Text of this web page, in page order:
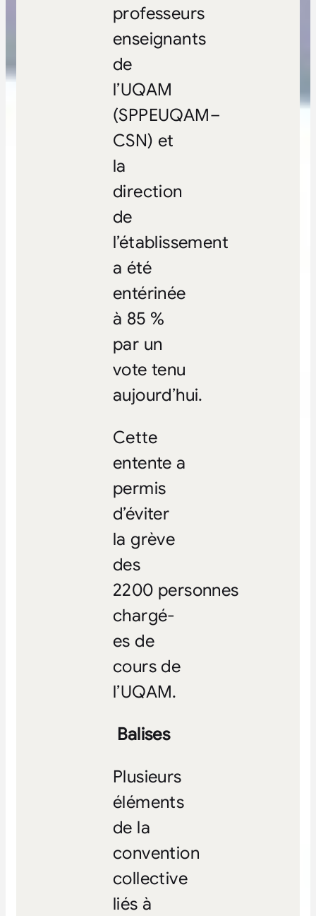
professeurs
enseignants
de
l’UQAM
(SPPEUQAM–
CSN) et
la
direction
de
l’établissement
a été
entérinée
à 85 %
par un
vote tenu
aujourd’hui.
Cette
entente a
permis
d’éviter
la grève
des
2200 personnes
chargé-
es de
cours de
l’UQAM.
Balises
Plusieurs
éléments
de la
convention
collective
liés à